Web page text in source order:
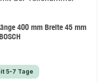
400 mm Breite 45 mm
5-7 Tage